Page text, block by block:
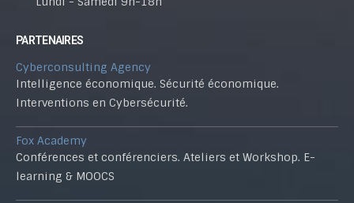
PARTENAIRES
Cyberconsulting Agency
Intelligence économique. Sécurité économique.
Interventions en Cybersécurité.
Fox Academy
Conférences et conférenciers. Ateliers et Workshop. E-
learning & MOOCS